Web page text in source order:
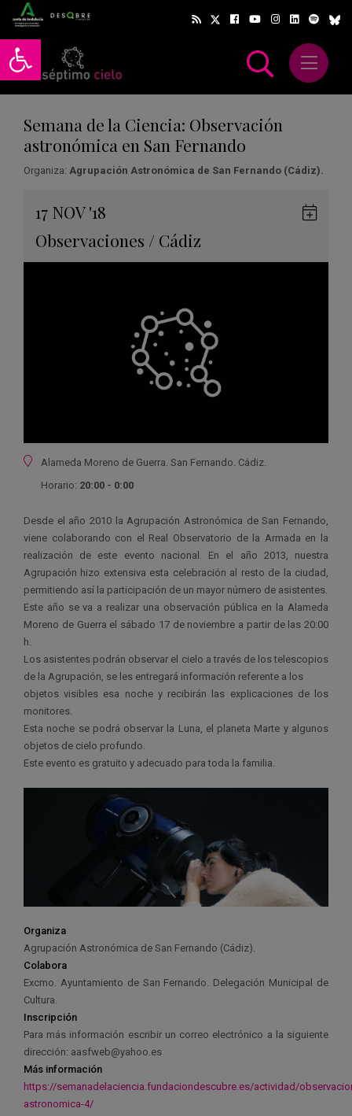
Abrir barra de herramientas
Abrir
Semana de la Ciencia: Observación
astronómica en San Fernando
Organiza: Agrupación Astronómica de San Fernando (Cádiz).
17 NOV'18
Observaciones / Cádiz
Ubicación
Alameda Moreno de Guerra. San Fernando. Cádiz.
Horario: 20:00 - 0:00
Desde el año 2010 la Agrupación Astronómica de San Fernando,
viene colaborando con el Real Observatorio de la Armada en la
realización de este evento nacional. En el año 2013, nuestra
Agrupación hizo extensiva esta celebración al resto de la ciudad,
permitiendo así la participación de un mayor número de asistentes.
Este año se va a realizar una observación pública en la Alameda
Moreno de Guerra el sábado 17 de noviembre a partir de las 20:00
h.
Los asistentes podrán observar el cielo a través de los telescopios
de la Agrupación, se les entregará información referente a los
objetos visibles esa noche y recibirán las explicaciones de los
monitores.
Esta noche se podrá observar la Luna, el planeta Marte y algunos
objetos de cielo profundo.
Este evento es gratuito y adecuado para toda la familia.
Organiza
Agrupación Astronómica de San Fernando (Cádiz).
Colabora
Excmo. Ayuntamiento de San Fernando. Delegación Municipal de
Cultura.
Inscripción
Para más información escribir un correo electrónico a la siguiente
dirección: aasfweb@yahoo.es
Más información
https://semanadelaciencia.fundaciondescubre.es/actividad/
astronomica-4/